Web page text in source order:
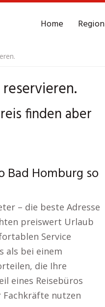
Home Region
finden aber
Bad Homburg so
– die beste Adresse
preiswert Urlaub
Service
als bei einem
die Ihre
eines Reisebüros
Fachkräfte nutzen